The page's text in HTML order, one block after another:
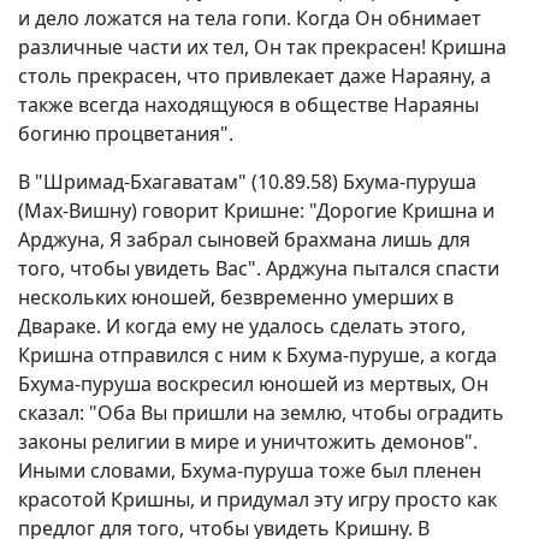
и дело ложатся на тела гопи. Когда Он обнимает
различные части их тел, Он так прекрасен! Кришна
столь прекрасен, что привлекает даже Нараяну, а
также всегда находящуюся в обществе Нараяны
богиню процветания".
В "Шримад-Бхагаватам" (10.89.58) Бхума-пуруша
(Мах-Вишну) говорит Кришне: "Дорогие Кришна и
Арджуна, Я забрал сыновей брахмана лишь для
того, чтобы увидеть Вас". Арджуна пытался спасти
нескольких юношей, безвременно умерших в
Двараке. И когда ему не удалось сделать этого,
Кришна отправился с ним к Бхума-пуруше, а когда
Бхума-пуруша воскресил юношей из мертвых, Он
сказал: "Оба Вы пришли на землю, чтобы оградить
законы религии в мире и уничтожить демонов".
Иными словами, Бхума-пуруша тоже был пленен
красотой Кришны, и придумал эту игру просто как
предлог для того, чтобы увидеть Кришну. В